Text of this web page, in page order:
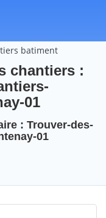
batiment
chantiers :
01
: Trouver-des-
01